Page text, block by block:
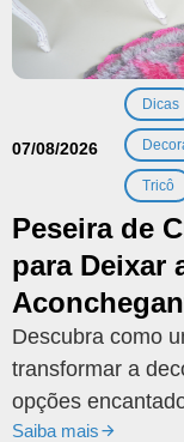
07/08/2026
Dicas
Tricô
Peseira de
para Deixar
Descubra como
transformar a
opções
Saiba mais